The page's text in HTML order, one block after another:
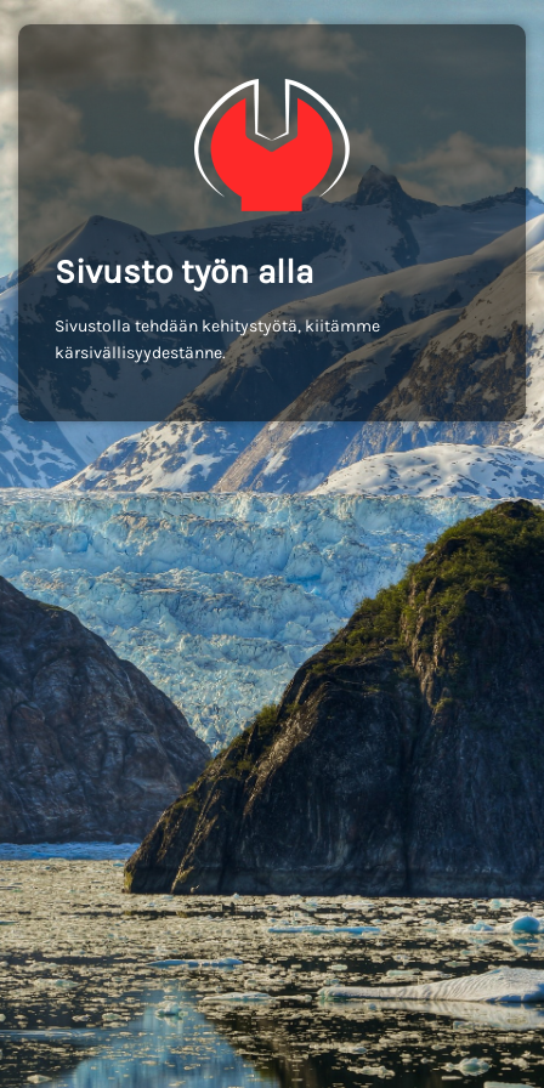
Sivusto työn alla
Sivustolla tehdään kehitystyötä, kiitämme
kärsivällisyydestänne.